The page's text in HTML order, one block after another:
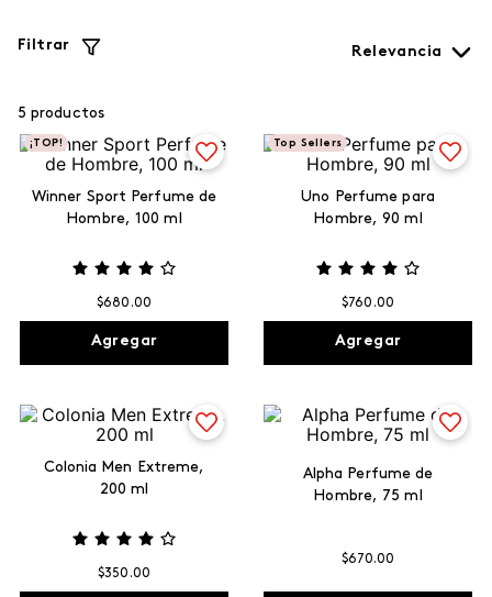
Filtrar Relevancia
5 productos
Winner Sport Perfume de
Hombre, 100 ml
¡TOP!
$680 .00
Agregar
Uno Perfume para
Hombre, 90 ml
Top Sellers
$760 .00
Agregar
Colonia Men Extreme,
200 ml
$350 .00
Alpha Perfume de
Hombre, 75 ml
$670.00